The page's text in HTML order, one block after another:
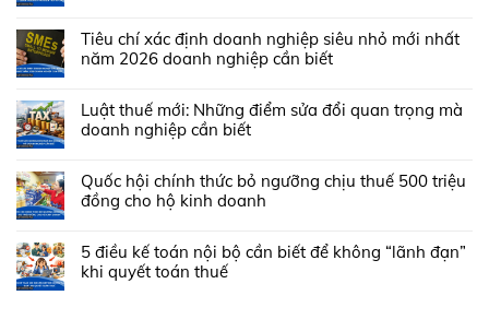
Tiêu chí xác định doanh nghiệp siêu nhỏ mới nhất
năm 2026 doanh nghiệp cần biết
Luật thuế mới: Những điểm sửa đổi quan trọng mà
doanh nghiệp cần biết
Quốc hội chính thức bỏ ngưỡng chịu thuế 500 triệu
đồng cho hộ kinh doanh
5 điều kế toán nội bộ cần biết để không “lãnh đạn”
khi quyết toán thuế